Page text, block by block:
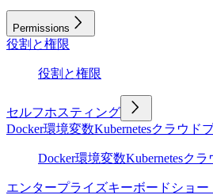
Permissions
役割と権限
役割と権限
セルフホスティング
Docker環境変数Kubernetesクラウド
Docker環境変数Kubernetesクラ
エンタープライズキーボードショー